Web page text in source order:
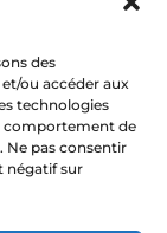
des
ou accéder aux
technologies
comportement de
Ne pas consentir
négatif sur